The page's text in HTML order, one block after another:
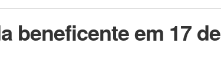
beneficente em 17 de